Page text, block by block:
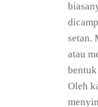
setan.
atau
Oleh